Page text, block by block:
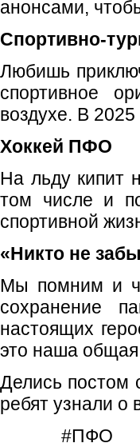
анонсами,
Спортивно-
Любишь
спортивное
воздухе. В 2025
Хоккей ПФО
На льду кипит
том числе и
спортивной
«Никто не
Мы помним и
сохранение
настоящих
это наша общая
Делись постом
ребят узнали о
#ПФО